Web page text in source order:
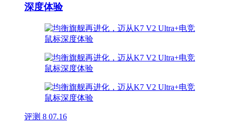
深度体验
评测 8 07.16